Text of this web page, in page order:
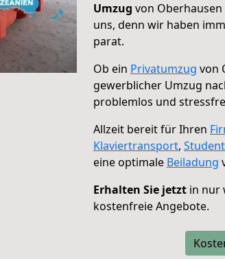
Umzug von Oberhausen
uns, denn wir haben
parat.
Ob ein Privatumzug von
gewerblicher Umzug
problemlos und
Allzeit bereit für Ihren
Klaviertransport,
eine optimale Beiladung
Erhalten Sie jetzt in nur
kostenfreie Angebote.